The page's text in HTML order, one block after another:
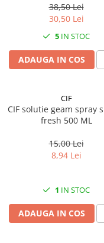
Corpuri de iluminat
Aplice si plafoniere
Lustre si pendule
Spoturi
Lampi de veghe copii
Proiectoare
Veioze si lampi
Figurine si decoratiuni
Professional
38,50 Lei
30,50 Lei
5 IN STOC
ADAUGA IN COS
CIF
CIF solutie geam spray
fresh 500 ML
15,00 Lei
8,94 Lei
1 IN STOC
ADAUGA IN COS